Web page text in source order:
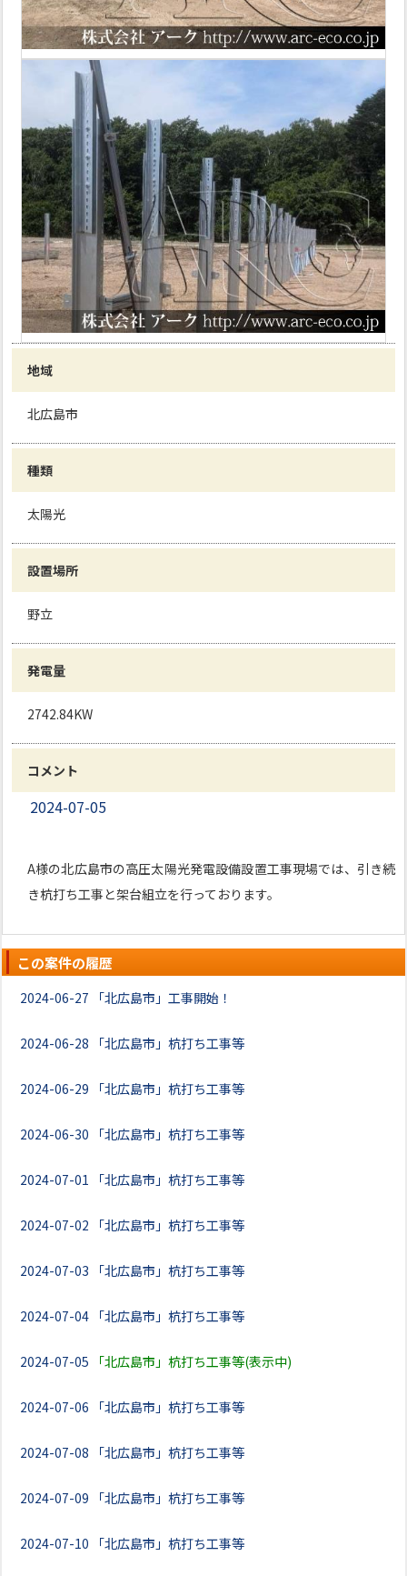
地域
北広島市
種類
太陽光
設置場所
野立
発電量
2742.84KW
コメント
2024-07-05
A様の北広島市の高圧太陽光発電設備設置工事現場では、引き続
き杭打ち工事と架台組立を行っております。
この案件の履歴
2024-06-27 「北広島市」工事開始！
2024-06-28 「北広島市」杭打ち工事等
2024-06-29 「北広島市」杭打ち工事等
2024-06-30 「北広島市」杭打ち工事等
2024-07-01 「北広島市」杭打ち工事等
2024-07-02 「北広島市」杭打ち工事等
2024-07-03 「北広島市」杭打ち工事等
2024-07-04 「北広島市」杭打ち工事等
2024-07-05 「北広島市」杭打ち工事等(表示中)
2024-07-06 「北広島市」杭打ち工事等
2024-07-08 「北広島市」杭打ち工事等
2024-07-09 「北広島市」杭打ち工事等
2024-07-10 「北広島市」杭打ち工事等